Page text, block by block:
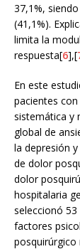
37,1%,
(41,1%).
limita la
respuesta[6],[
En este
pacientes
sistemática y
global de
la depresión
de dolor
dolor
hospitalaria
seleccionó
factores
posquirúrgico